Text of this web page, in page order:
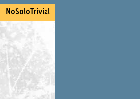
NoSoloTrivial